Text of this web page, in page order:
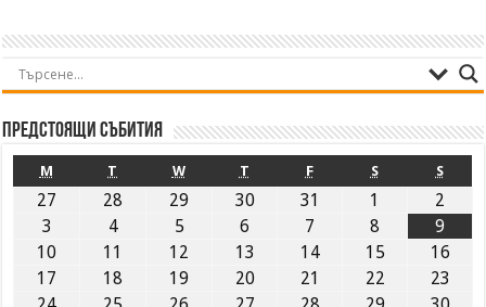
Предстоящи събития
M T W T F S S
27 28 29 30 31 1
2
3
4 5 6 7 8
9
10
11 12 13 14 15
16
17
18 19 20 21 22
23